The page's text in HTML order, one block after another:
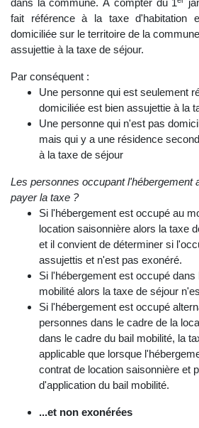
dans la commune. À compter du 1
fait référence à la taxe d'habitation
domiciliée sur le territoire de la
assujettie à la taxe de séjour.
Par conséquent :
Une personne qui est seulement
domiciliée est bien assujettie à la
Une personne qui n'est pas
mais qui y a une résidence
à la taxe de séjour
Les personnes occupant l'hébergement
payer la taxe ?
Si l'hébergement est occupé au
location saisonnière alors la taxe
et il convient de déterminer si
assujettis et n'est pas exonéré.
Si l'hébergement est occupé dans
mobilité alors la taxe de séjour
Si l'hébergement est occupé
personnes dans le cadre de la
dans le cadre du bail mobilité, la
applicable que lorsque
contrat de location saisonnière et
d'application du bail mobilité.
...et non exonérées